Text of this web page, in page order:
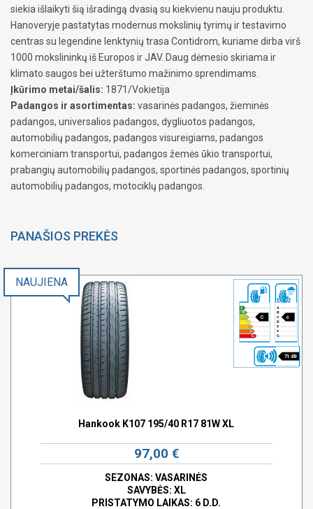
siekia išlaikyti šią išradingą dvasią su kiekvienu nauju produktu.
Hanoveryje pastatytas modernus mokslinių tyrimų ir testavimo
centras su legendine lenktynių trasa Contidrom, kuriame dirba virš
1000 mokslininkų iš Europos ir JAV. Daug dėmesio skiriama ir
klimato saugos bei užterštumo mažinimo sprendimams.
Įkūrimo metai/šalis: 1871/Vokietija
Padangos ir asortimentas: vasarinės padangos, žieminės
padangos, universalios padangos, dygliuotos padangos,
automobilių padangos, padangos visureigiams, padangos
komerciniam transportui, padangos žemės ūkio transportui,
prabangių automobilių padangos, sportinės padangos, sportinių
automobilių padangos, motociklų padangos.
PANAŠIOS PREKĖS
C c
71 dB
NAUJIENA
Hankook K107 195/40 R17 81W XL
97,00 €
SEZONAS: VASARINĖS
SAVYBĖS: XL
PRISTATYMO LAIKAS: 6 D.D.